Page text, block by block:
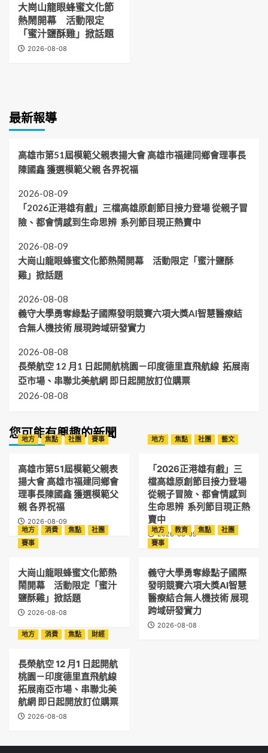
大崗山龍眼蜂蜜文化節
熱鬧開幕 活動限定
「蜜汁鹽酥雞」掀話題
2026-08-08
最新報導
高雄市第51屆模範父親表揚大會 高雄市福建同鄉會理事長
陳國鑫 獲選模範父親 各界祝福
2026-08-09
「2026正港雄有戲」三檔高雄原創節目接力登場 從親子冒
險、都會情感到生命思辨 系列節目現正熱賣中
2026-08-09
大崗山龍眼蜂蜜文化節熱鬧開幕 活動限定「蜜汁鹽酥
雞」掀話題
2026-08-08
義守大學勇奪綠點子國際發明競賽六項大獎AI智慧醫療結
合無人機技術 展現跨域研發實力
2026-08-08
長榮航空 12 月1 日起開航桃園－印度德里直飛航線 拓展南
亞市場、串聯北美航網 即日起開放訂位購票
2026-08-08
您可能有興趣的新聞
地方 焦點 社團 賽事
高雄市第51屆模範父親表
揚大會 高雄市福建同鄉會
理事長陳國鑫 獲選模範父
親 各界祝福
2026-08-09
地方 焦點 社團 藝文
「2026正港雄有戲」三
檔高雄原創節目接力登場
從親子冒險、都會情感到
生命思辨 系列節目現正熱
賣中
2026-08-09
地方 消費 焦點
社團
賽事
大崗山龍眼蜂蜜文化節熱
鬧開幕 活動限定「蜜汁
鹽酥雞」掀話題
2026-08-08
地方 教育 焦點
社團
賽事
義守大學勇奪綠點子國際
發明競賽六項大獎AI智慧
醫療結合無人機技術 展現
跨域研發實力
2026-08-08
地方
消費 焦點 財經
長榮航空 12 月1 日起開航
桃園－印度德里直飛航線
拓展南亞市場、串聯北美
航網 即日起開放訂位購票
2026-08-08